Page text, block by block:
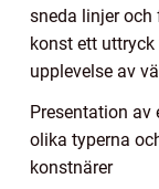
sneda linjer och
konst ett
upplevelse av
Presentation av
olika typerna
konstnärer